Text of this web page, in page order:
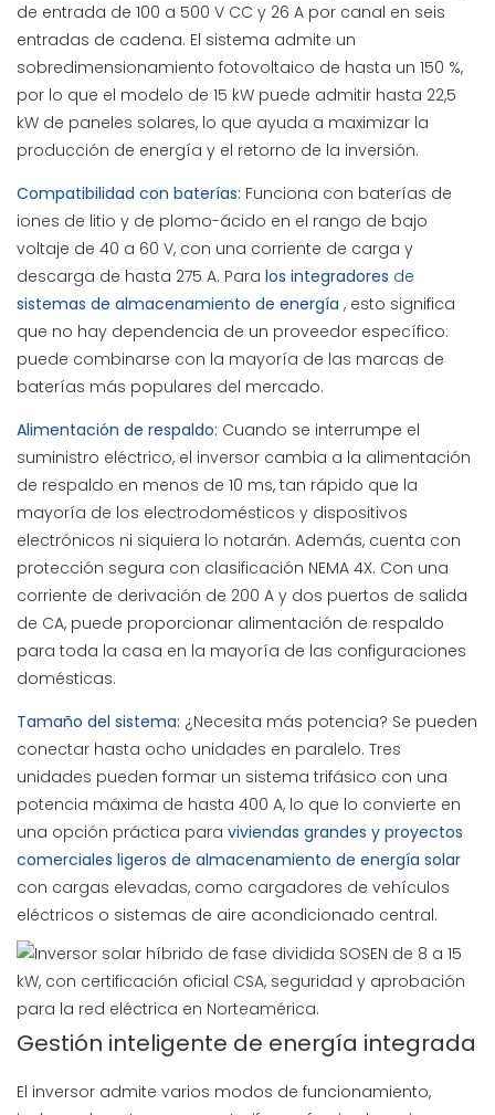
de entrada de 100 a 500 V CC y 26 A por canal en seis
entradas de cadena. El sistema admite un
sobredimensionamiento fotovoltaico de hasta un 150 %,
por lo que el modelo de 15 kW puede admitir hasta 22,5
kW de paneles solares, lo que ayuda a maximizar la
producción de energía y el retorno de la inversión.
Compatibilidad con baterías: Funciona con baterías de
iones de litio y de plomo-ácido en el rango de bajo
voltaje de 40 a 60 V, con una corriente de carga y
descarga de hasta 275 A. Para los integradores de
sistemas de almacenamiento de energía , esto significa
que no hay dependencia de un proveedor específico:
puede combinarse con la mayoría de las marcas de
baterías más populares del mercado.
Alimentación de respaldo: Cuando se interrumpe el
suministro eléctrico, el inversor cambia a la alimentación
de respaldo en menos de 10 ms, tan rápido que la
mayoría de los electrodomésticos y dispositivos
electrónicos ni siquiera lo notarán. Además, cuenta con
protección segura con clasificación NEMA 4X. Con una
corriente de derivación de 200 A y dos puertos de salida
de CA, puede proporcionar alimentación de respaldo
para toda la casa en la mayoría de las configuraciones
domésticas.
Tamaño del sistema: ¿Necesita más potencia? Se pueden
conectar hasta ocho unidades en paralelo. Tres
unidades pueden formar un sistema trifásico con una
potencia máxima de hasta 400 A, lo que lo convierte en
una opción práctica para viviendas grandes y proyectos
comerciales ligeros de almacenamiento de energía solar
con cargas elevadas, como cargadores de vehículos
eléctricos o sistemas de aire acondicionado central.
Gestión inteligente de energía integrada
El inversor admite varios modos de funcionamiento,